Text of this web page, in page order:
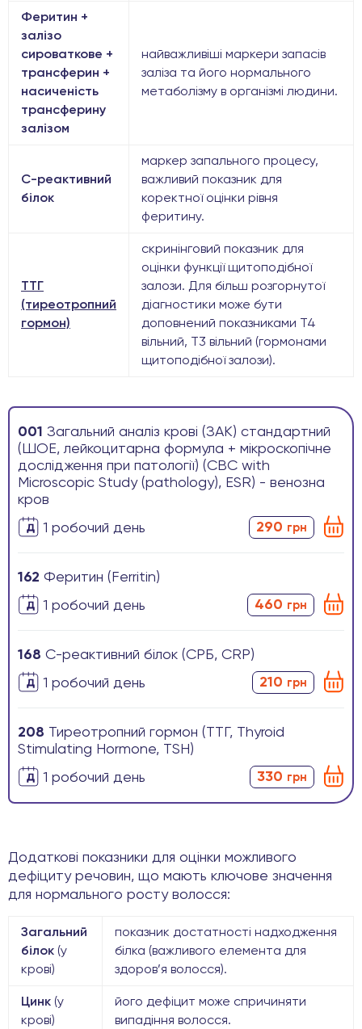
Феритин +
залізо
сироваткове +
трансферин +
насиченість
трансферину
залізом
найважливіші маркери запасів
заліза та його нормального
метаболізму в організмі людини.
С-реактивний
білок
маркер запального процесу,
важливий показник для
коректної оцінки рівня
феритину.
ТТГ
(тиреотропний
гормон)
скринінговий показник для
оцінки функції щитоподібної
залози. Для більш розгорнутої
діагностики може бути
доповнений показниками Т4
вільний, Т3 вільний (гормонами
щитоподібної залози).
001 Загальний аналіз крові (ЗАК) стандартний
(ШОЕ, лейкоцитарна формула + мікроскопічне
дослідження при патології) (CBC with
Microscopic Study (pathology), ESR) - венозна
кров
1 робочиӣ день
290 грн
162 Феритин (Ferritin)
1 робочиӣ день
460 грн
168 С-реактивний білок (СРБ, CRP)
1 робочиӣ день
210 грн
208 Тиреотропний гормон (ТТГ, Thyroid
Stimulating Hormone, TSH)
1 робочиӣ день
330 грн
Додаткові показники для оцінки можливого
дефіциту речовин, що мають ключове значення
для нормального росту волосся:
Загальний
білок (у
крові)
показник достатності надходження
білка (важливого елемента для
здоров’я волосся).
Цинк (у
крові)
його дефіцит може спричиняти
випадіння волосся.